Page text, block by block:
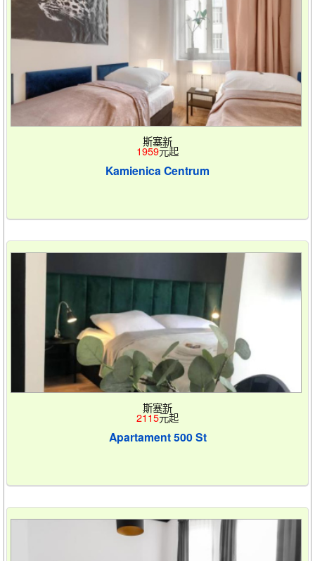
斯塞新
1959元起
Kamienica Centrum
斯塞新
2115元起
Apartament 500 St